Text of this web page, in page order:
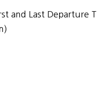
and Last Departure T